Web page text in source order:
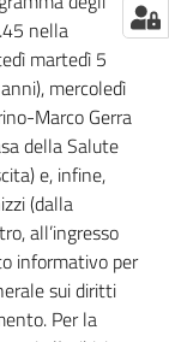
nella
martedì 5
mercoledì
Marco Gerra
della Salute
e, infine,
(dalla
all’ingresso
informativo per
sui diritti
Per la